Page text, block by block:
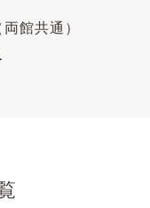
館共通）